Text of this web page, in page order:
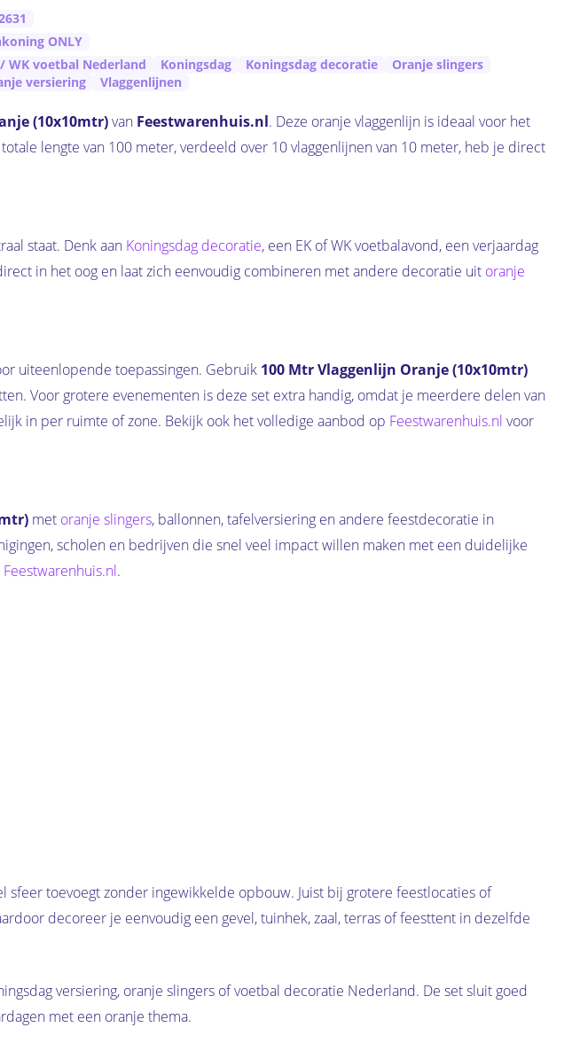
ONLY
/ WK voetbal Nederland Koningsdag Koningsdag decoratie
Oranje slingers
versiering
Vlaggenlijnen
(10x10mtr)van Feestwarenhuis.nl. Deze oranje vlaggenlijn is ideaal voor het
lengte van 100 meter, verdeeld over 10 vlaggenlijnen van 10 meter, heb je direct
staat. Denk aan Koningsdag decoratie, een EK of WK voetbalavond, een verjaardag
in het oog en laat zich eenvoudig combineren met andere decoratie uit oranje
uiteenlopende toepassingen. Gebruik 100 Mtr Vlaggenlijn Oranje (10x10mtr)
Voor grotere evenementen is deze set extra handig, omdat je meerdere delen van
in per ruimte of zone. Bekijk ook het volledige aanbod op Feestwarenhuis.nl voor
met oranje slingers, ballonnen, tafelversiering en andere feestdecoratie in
scholen en bedrijven die snel veel impact willen maken met een duidelijke
Feestwarenhuis.nl.
sfeer toevoegt zonder ingewikkelde opbouw. Juist bij grotere feestlocaties of
decoreer je eenvoudig een gevel, tuinhek, zaal, terras of feesttent in dezelfde
versiering, oranje slingers of voetbal decoratie Nederland. De set sluit goed
met een oranje thema.